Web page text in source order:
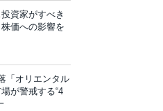
資家がすべき
価への影響を
「オリエンタル
が警戒する“4